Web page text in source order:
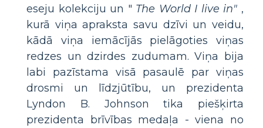
eseju kolekciju un " The World I live in" ,
kurā viņa apraksta savu dzīvi un veidu,
kādā viņa iemācījās pielāgoties viņas
redzes un dzirdes zudumam. Viņa bija
labi pazīstama visā pasaulē par viņas
drosmi un līdzjūtību, un prezidenta
Lyndon B. Johnson tika piešķirta
prezidenta brīvības medaļa - viena no